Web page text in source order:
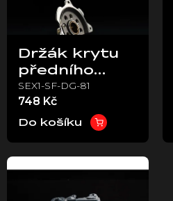
Držák krytu
předního
kotouče –
Stark Varg
EX
SEX1-SF-DG-81
748 Kč
Do košíku